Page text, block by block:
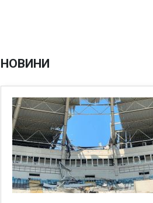
НОВИНИ